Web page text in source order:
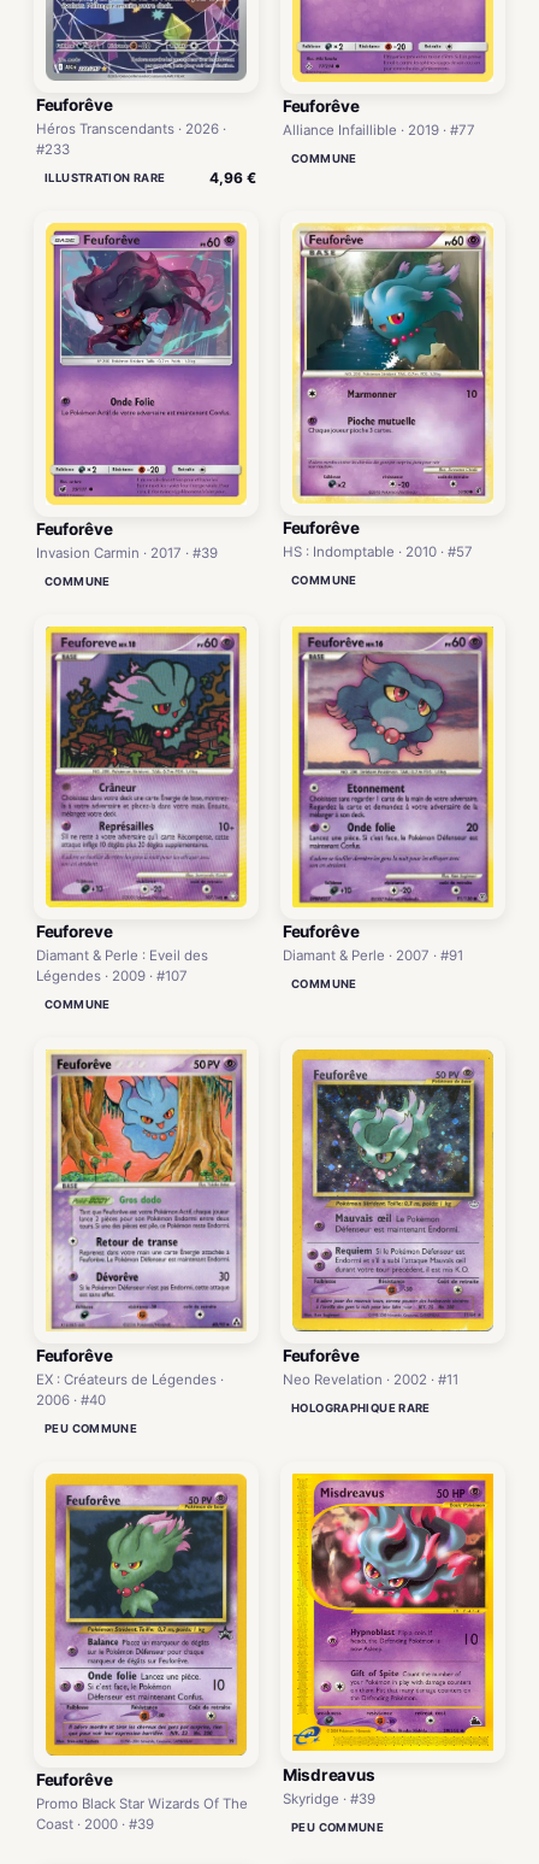
Feuforêve
Héros Transcendants · 2026 ·
#233
ILLUSTRATION RARE 4,96 €
Feuforêve
Alliance Infaillible · 2019 · #77
COMMUNE
Feuforêve
Invasion Carmin · 2017 · #39
COMMUNE
Feuforêve
HS : Indomptable · 2010 · #57
COMMUNE
Feuforeve
Diamant & Perle : Eveil des
Légendes · 2009 · #107
COMMUNE
Feuforêve
Diamant & Perle · 2007 · #91
COMMUNE
Feuforêve
EX : Créateurs de Légendes ·
2006 · #40
PEU COMMUNE
Feuforêve
Neo Revelation · 2002 · #11
HOLOGRAPHIQUE RARE
Feuforêve
Promo Black Star Wizards Of The
Coast · 2000 · #39
Misdreavus
Skyridge · #39
PEU COMMUNE